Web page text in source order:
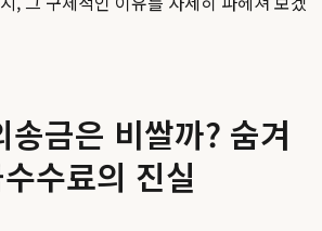
송금은 비쌀까? 숨겨
수료의 진실